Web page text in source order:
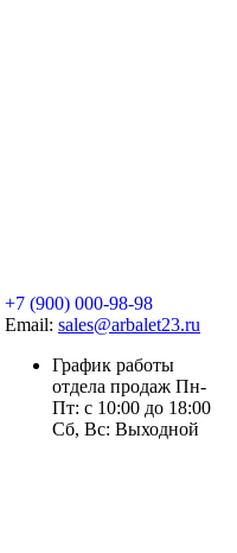
+7 (900) 000-98-98
Email: sales@arbalet23.ru
График работы
отдела продаж Пн-
Пт: с 10:00 до 18:00
Сб, Вс: Выходной